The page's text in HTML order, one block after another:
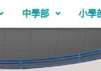
中學部 小學